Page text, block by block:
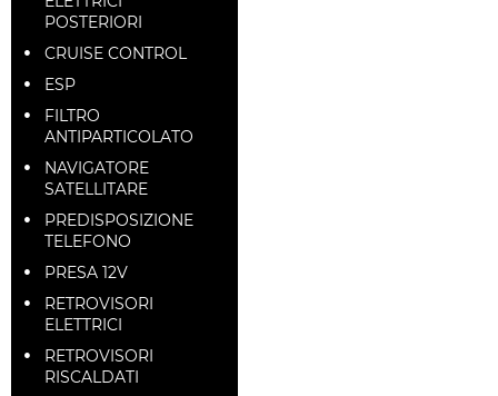
POSTERIORI
CRUISE CONTROL
ESP
FILTRO
ANTIPARTICOLATO
NAVIGATORE
SATELLITARE
PREDISPOSIZIONE
TELEFONO
PRESA 12V
RETROVISORI
ELETTRICI
RETROVISORI
RISCALDATI